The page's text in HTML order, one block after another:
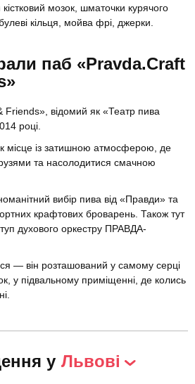
мозок, шматочки курячого
кільця, мойва фрі, джерки.
паб «Pravda.Craft
відомий як «Театр пива
році.
місце із затишною атмосферою, де
та насолодитися смачною
вибір пива від «Правди» та
крафтових броварень. Також тут
духового оркестру ПРАВДА-
— він розташований у самому серці
у підвальному приміщенні, де колись
у Львові